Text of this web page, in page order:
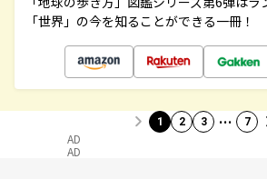
「世界」の今を知ることができる一冊！
1 2 3 … 7
AD
AD